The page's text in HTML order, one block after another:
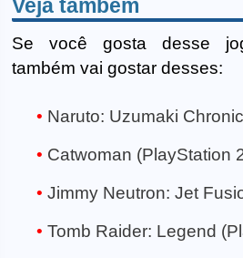
Veja também
Se você gosta desse
também vai gostar desses:
Naruto: Uzumaki
Catwoman (PlayStation
Jimmy Neutron: Jet
Tomb Raider: Legend